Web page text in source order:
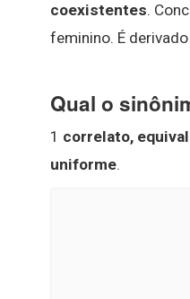
coexistentes.
feminino. É
Qual o
1 correlato,
uniforme.